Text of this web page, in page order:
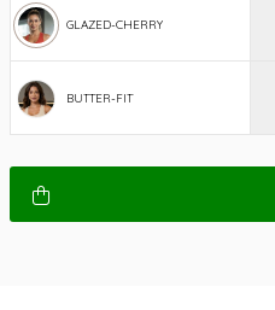
GLAZED-CHERRY
BUTTER-FIT